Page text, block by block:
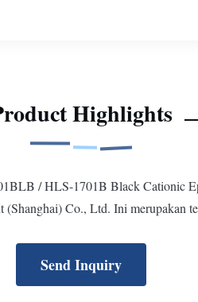
Highlights
/ HLS-1701B Black Cationic
Co., Ltd. Ini merupakan
Send Inquiry